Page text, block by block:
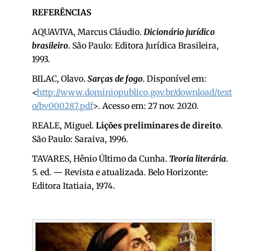
REFERÊNCIAS
AQUAVIVA, Marcus Cláudio. Dicionário jurídico
brasileiro. São Paulo: Editora Jurídica Brasileira,
1993.
BILAC, Olavo. Sarças de fogo. Disponível em:
<http://www.dominiopublico.gov.br/download/text
o/bv000287.pdf>. Acesso em: 27 nov. 2020.
REALE, Miguel. Lições preliminares de direito.
São Paulo: Saraiva, 1996.
TAVARES, Hênio Último da Cunha. Teoria literária.
5. ed. — Revista e atualizada. Belo Horizonte:
Editora Itatiaia, 1974.